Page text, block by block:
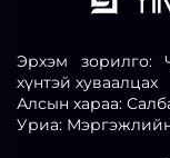
Эрхэм зорилго:
хүнтэй хуваалцах
Алсын хараа:
Уриа: